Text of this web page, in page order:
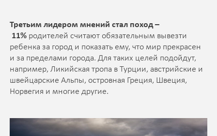
Третьим лидером мнений стал поход –
11% родителей считают обязательным вывезти
ребенка за город и показать ему, что мир прекрасен
и за пределами города. Для таких целей подойдут,
например, Ликийская тропа в Турции, австрийские и
швейцарские Альпы, островная Греция, Швеция,
Норвегия и многие другие.